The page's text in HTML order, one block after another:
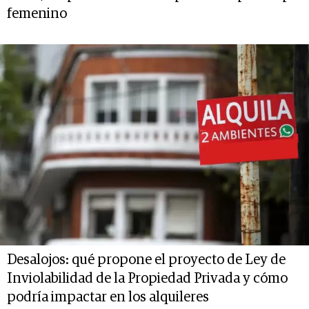
femenino
Desalojos: qué propone el proyecto de Ley de
Inviolabilidad de la Propiedad Privada y cómo
podría impactar en los alquileres